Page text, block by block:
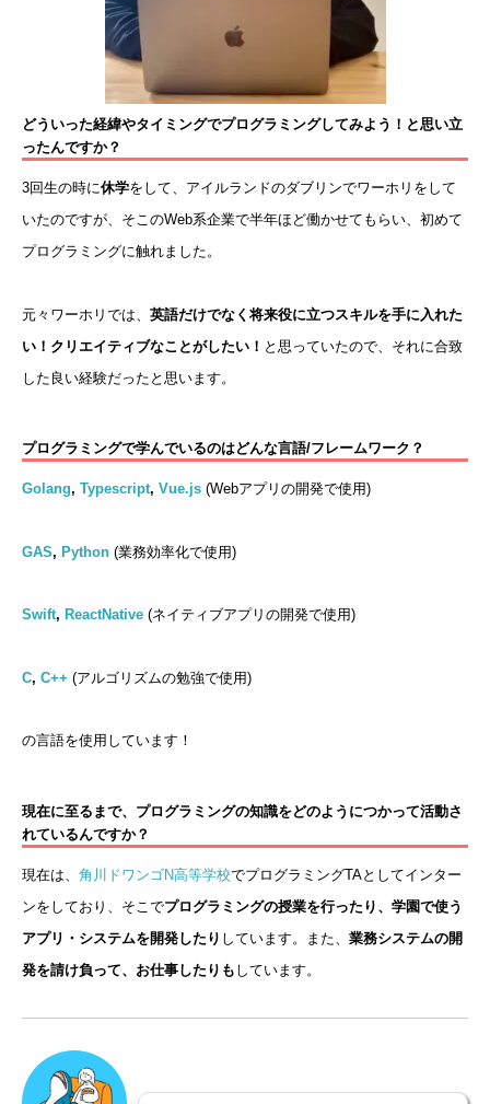
どういった経緯やタイミングでプログラミングしてみよう！と思い立
ったんですか？
3回生の時に休学をして、アイルランドのダブリンでワーホリをして
いたのですが、そこのWeb系企業で半年ほど働かせてもらい、初めて
プログラミングに触れました。
元々ワーホリでは、 英語だけでなく将来役に立つスキルを手に入れた
い！クリエイティブなことがしたい！ と思っていたので、それに合致
した良い経験だったと思います。
プログラミングで学んでいるのはどんな言語/フレームワーク？
Golang, Typescript, Vue.js (Webアプリの開発で使用)
GAS, Python (業務効率化で使用)
Swift, ReactNative (ネイティブアプリの開発で使用)
C, C++ (アルゴリズムの勉強で使用)
の言語を使用しています！
現在に至るまで、プログラミングの知識をどのようにつかって活動さ
れているんですか？
現在は、 角川ドワンゴN高等学校でプログラミングTAとしてインター
ンをしており、そこでプログラミングの授業を行ったり、学園で使う
アプリ・システムを開発したり しています。また、 業務システムの開
発を請け負って、お仕事したりも しています。